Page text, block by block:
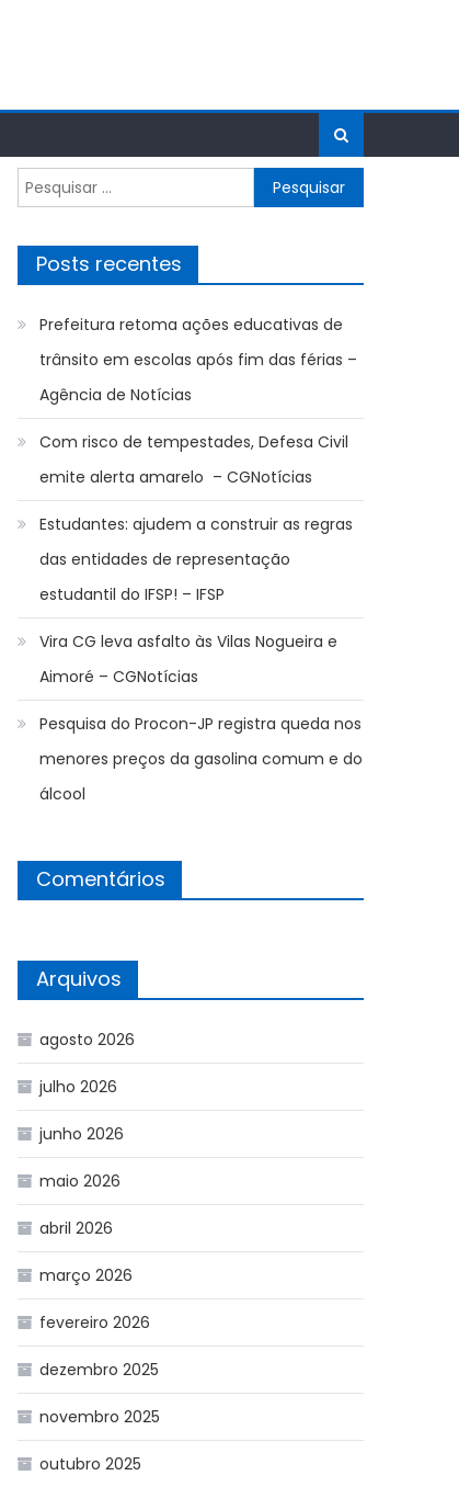
Pesquisar
por:
Posts recentes
Prefeitura retoma ações educativas de
trânsito em escolas após fim das férias –
Agência de Notícias
Com risco de tempestades, Defesa Civil
emite alerta amarelo – CGNotícias
Estudantes: ajudem a construir as regras
das entidades de representação
estudantil do IFSP! – IFSP
Vira CG leva asfalto às Vilas Nogueira e
Aimoré – CGNotícias
Pesquisa do Procon-JP registra queda nos
menores preços da gasolina comum e do
álcool
Comentários
Arquivos
agosto 2026
julho 2026
junho 2026
maio 2026
abril 2026
março 2026
fevereiro 2026
dezembro 2025
novembro 2025
outubro 2025